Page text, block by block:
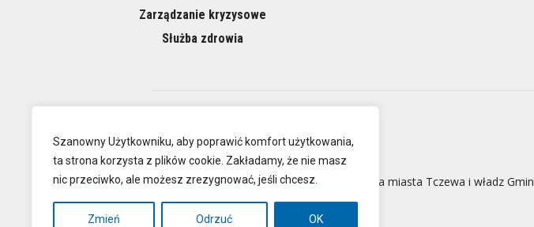
Szanowny Użytkowniku, aby poprawić komfort użytkowania,
ta strona korzysta z plików cookie. Zakładamy, że nie masz
nic przeciwko, ale możesz zrezygnować, jeśli chcesz.
Zmień Odrzuć OK
Zarządzanie kryzysowe
Służba zdrowia
O NAS
Oficjalna strona miasta Tczewa i władz